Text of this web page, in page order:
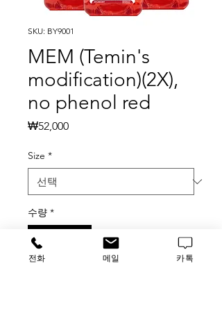
SKU: BY9001
MEM (Temin's
modification)(2X),
no phenol red
₩52,000가
Size *
수량 *
전화 메일 카톡